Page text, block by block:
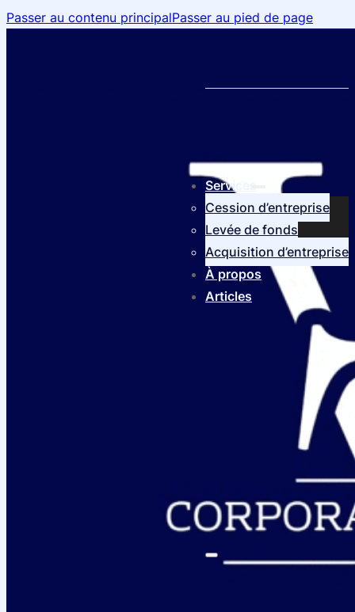
Passer au contenu principalPasser au pied de page
Services
Cession d’entreprise
Levée de fonds
Acquisition d’entreprise
À propos
Articles